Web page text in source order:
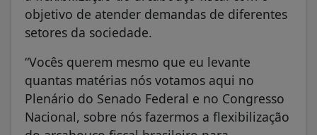
objetivo de atender demandas de diferentes
setores da sociedade.
“Vocês querem mesmo que eu levante
quantas matérias nós votamos aqui no
Plenário do Senado Federal e no Congresso
Nacional, sobre nós fazermos a flexibilização